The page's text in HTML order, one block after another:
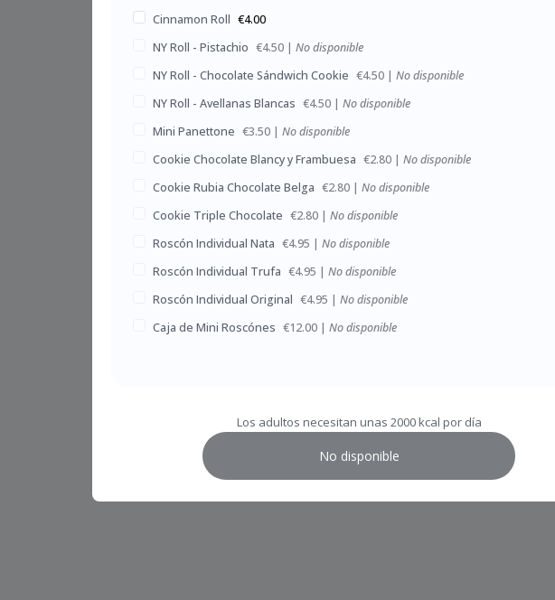
Cinnamon Roll €4.00
NY Roll - Pistachio €4.50 | No disponible
NY Roll - Chocolate Sándwich Cookie €4.50 | No disponible
NY Roll - Avellanas Blancas €4.50 | No disponible
Mini Panettone €3.50 | No disponible
Cookie Chocolate Blancy y Frambuesa €2.80 | No disponible
Cookie Rubia Chocolate Belga €2.80 | No disponible
Cookie Triple Chocolate €2.80 | No disponible
Roscón Individual Nata €4.95 | No disponible
Roscón Individual Trufa €4.95 | No disponible
Roscón Individual Original €4.95 | No disponible
Caja de Mini Roscónes €12.00 | No disponible
Los adultos necesitan unas 2000 kcal por día
No disponible